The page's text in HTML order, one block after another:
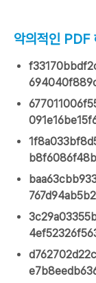
악의적인 PDF